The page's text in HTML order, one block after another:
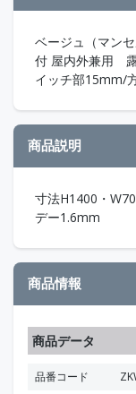
ベージュ（マン
付 屋内外兼用
イッチ部15mm/
商品説明
寸法H1400・
デー1.6mm
商品情報
商品データ
品番コード